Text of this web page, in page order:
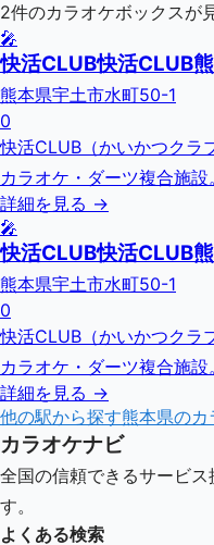
2件のカラオケボックスが
🎤
快活CLUB快活CLUB
熊本県宇土市水町50-1
0
快活CLUB（かいかつクラ
カラオケ・ダーツ複合施
詳細を見る →
🎤
快活CLUB快活CLUB
熊本県宇土市水町50-1
0
快活CLUB（かいかつクラ
カラオケ・ダーツ複合施
詳細を見る →
他の駅から探す熊本県のカ
カラオケナビ
全国の信頼できるサービ
す。
よくある検索